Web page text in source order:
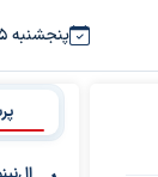
پنجشنبه ۱۵ مرداد ۱۴۰۵